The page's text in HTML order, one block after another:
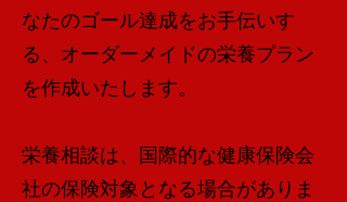
なたのゴール達成をお手伝いす
る、オーダーメイドの栄養プラン
を作成いたします。
栄養相談は、国際的な健康保険会
社の保険対象となる場合がありま